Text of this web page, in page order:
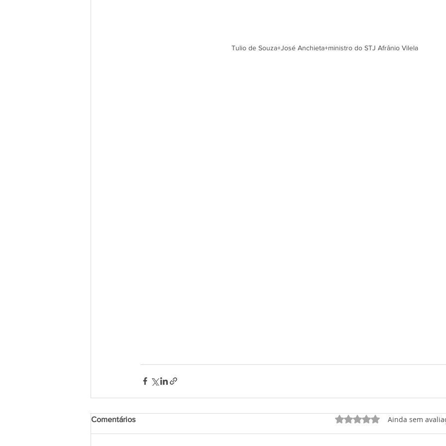
Tulio de Souza+José Anchieta+ministro do STJ Afrânio Vilela
Comentários Avaliado com 0 de 5
Ainda sem